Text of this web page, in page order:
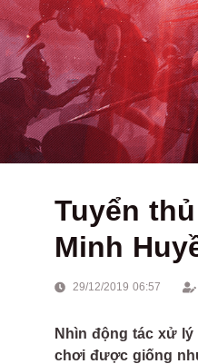
Tuyển
Minh
29/12/2019 06:57
Nhìn động tác xử
chơi được giống